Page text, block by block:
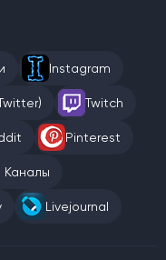
Instagram
Twitch
Pinterest
Каналы
Livejournal